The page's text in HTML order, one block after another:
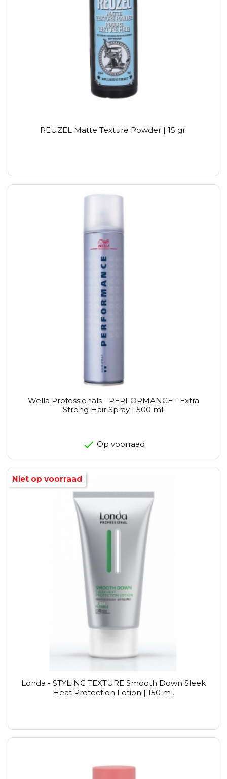
REUZEL Matte Texture Powder | 15 gr.
Wella Professionals - PERFORMANCE - Extra
Strong Hair Spray | 500 ml.
Op voorraad
Londa - STYLING TEXTURE Smooth Down Sleek
Heat Protection Lotion | 150 ml.
Niet op voorraad